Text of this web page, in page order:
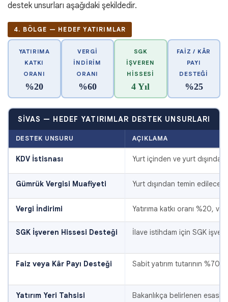
destek unsurları aşağıdaki şekildedir.
4. BÖLGE — HEDEF YATIRIMLAR
YATIRIMA
KATKI
ORANI
%20
VERGI
İNDIRIM
ORANI
%60
SGK
İŞVEREN
HISSESI
4 Yıl
FAIZ / KÂR
PAYI
DESTEĞI
%25
SIVAS — HEDEF YATIRIMLAR DESTEK UNSURLARI
DESTEK UNSURU AÇIKLAMA
KDV İstisnası Yurt içinden ve yurt
Gümrük Vergisi Muafiyeti Yurt dışından temin
Vergi İndirimi Yatırıma katkı oranı %20,
SGK İşveren Hissesi Desteği İlave istihdam için SGK
Faiz veya Kâr Payı Desteği Sabit yatırım tutarının
Yatırım Yeri Tahsisi Bakanlıkça belirlenen